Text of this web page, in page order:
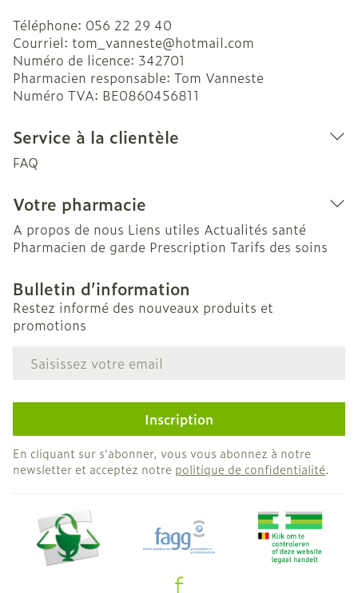
Téléphone: 056 22 29 40
Courriel: tom_vanneste@hotmail.com
Numéro de licence: 342701
Pharmacien responsable: Tom Vanneste
Numéro TVA: BE0860456811
Service à la clientèle
FAQ
Votre pharmacie
A propos de nous Liens utiles Actualités santé
Pharmacien de garde Prescription Tarifs des soins
Bulletin d’information
Restez informé des nouveaux produits et
promotions
Adresse mail
Inscription
En cliquant sur s'abonner, vous vous abonnez à notre
newsletter et acceptez notre politique de confidentialité.